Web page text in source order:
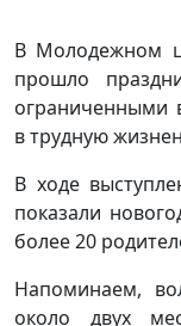
В Молодежном
прошло
ограниченными
в трудную
В ходе
показали
более 20
Напоминаем,
около двух